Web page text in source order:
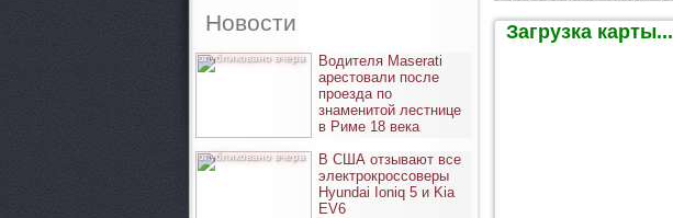
Новости
опубликовано вчера
Водителя Maserati
арестовали после
проезда по
знаменитой лестнице
в Риме 18 века
опубликовано вчера
В США отзывают все
электрокроссоверы
Hyundai Ioniq 5 и Kia
EV6
Загрузка карты...